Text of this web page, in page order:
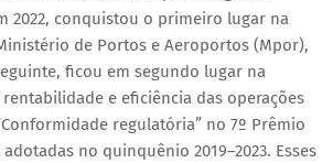
2022, conquistou o primeiro lugar na
de Portos e Aeroportos (Mpor),
ficou em segundo lugar na
rentabilidade e eficiência das operações
regulatória” no 7º Prêmio
no quinquênio 2019–2023. Esses